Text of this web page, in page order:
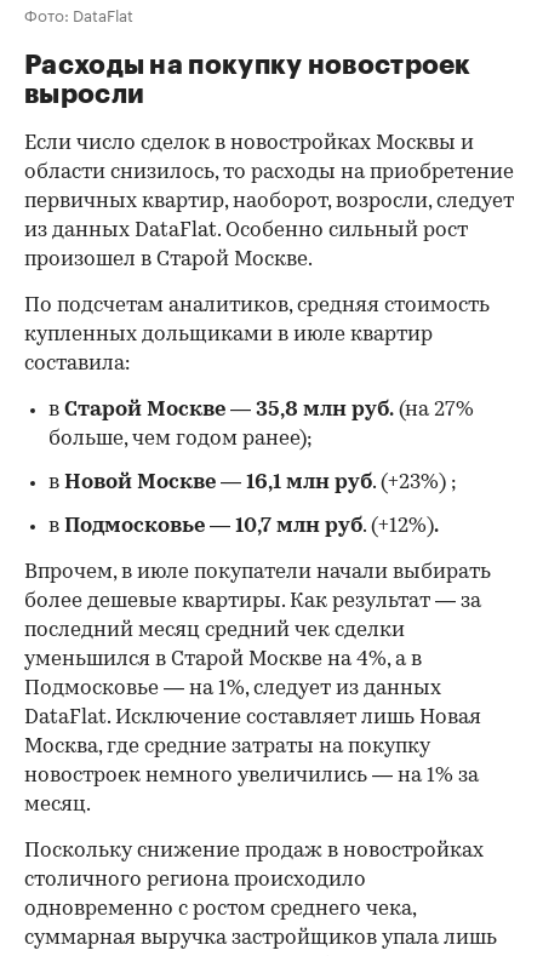
Фото: DataFlat
Расходы на покупку новостроек
выросли
Если число сделок в новостройках Москвы и
области снизилось, то расходы на приобретение
первичных квартир, наоборот, возросли, следует
из данных DataFlat. Особенно сильный рост
произошел в Старой Москве.
По подсчетам аналитиков, средняя стоимость
купленных дольщиками в июле квартир
составила:
в Старой Москве — 35,8 млн руб. (на 27%
больше, чем годом ранее);
в Новой Москве — 16,1 млн руб. (+23%) ;
в Подмосковье — 10,7 млн руб. (+12%).
Впрочем, в июле покупатели начали выбирать
более дешевые квартиры. Как результат — за
последний месяц средний чек сделки
уменьшился в Старой Москве на 4%, а в
Подмосковье — на 1%, следует из данных
DataFlat. Исключение составляет лишь Новая
Москва, где средние затраты на покупку
новостроек немного увеличились — на 1% за
месяц.
Поскольку снижение продаж в новостройках
столичного региона происходило
одновременно с ростом среднего чека,
суммарная выручка застройщиков упала лишь